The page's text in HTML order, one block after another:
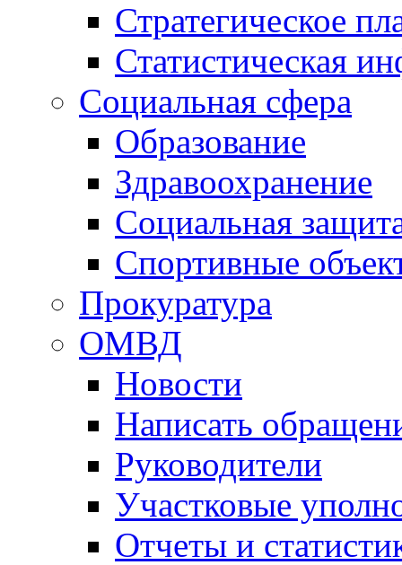
Стратегическое
Статистическая
Социальная сфера
Образование
Здравоохранение
Социальная
Спортивные
Прокуратура
ОМВД
Новости
Написать
Руководители
Участковые
Отчеты и